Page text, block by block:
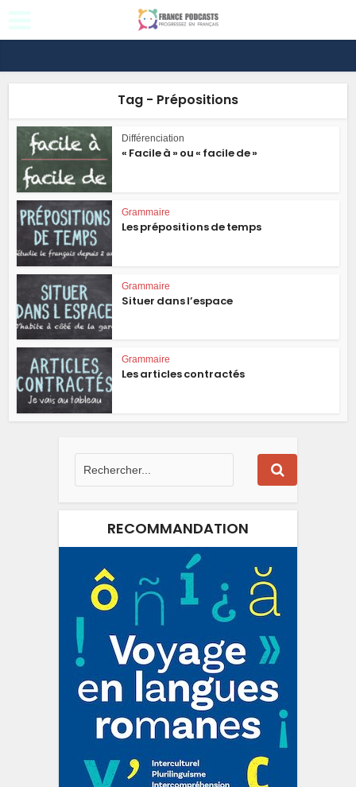
Tag - Prépositions
Différenciation
« Facile à » ou « facile de »
Grammaire
Les prépositions de temps
Grammaire
Situer dans l’espace
Grammaire
Les articles contractés
RECOMMANDATION